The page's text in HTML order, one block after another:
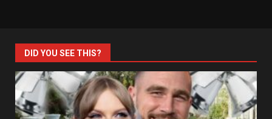
DID YOU SEE THIS?